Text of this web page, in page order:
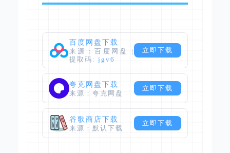
百度网盘下载
来源：百度网盘 |
提取码: jgv6
立即下载
夸克网盘下载
来源：夸克网盘
立即下载
谷歌商店下载
来源：默认下载
立即下载